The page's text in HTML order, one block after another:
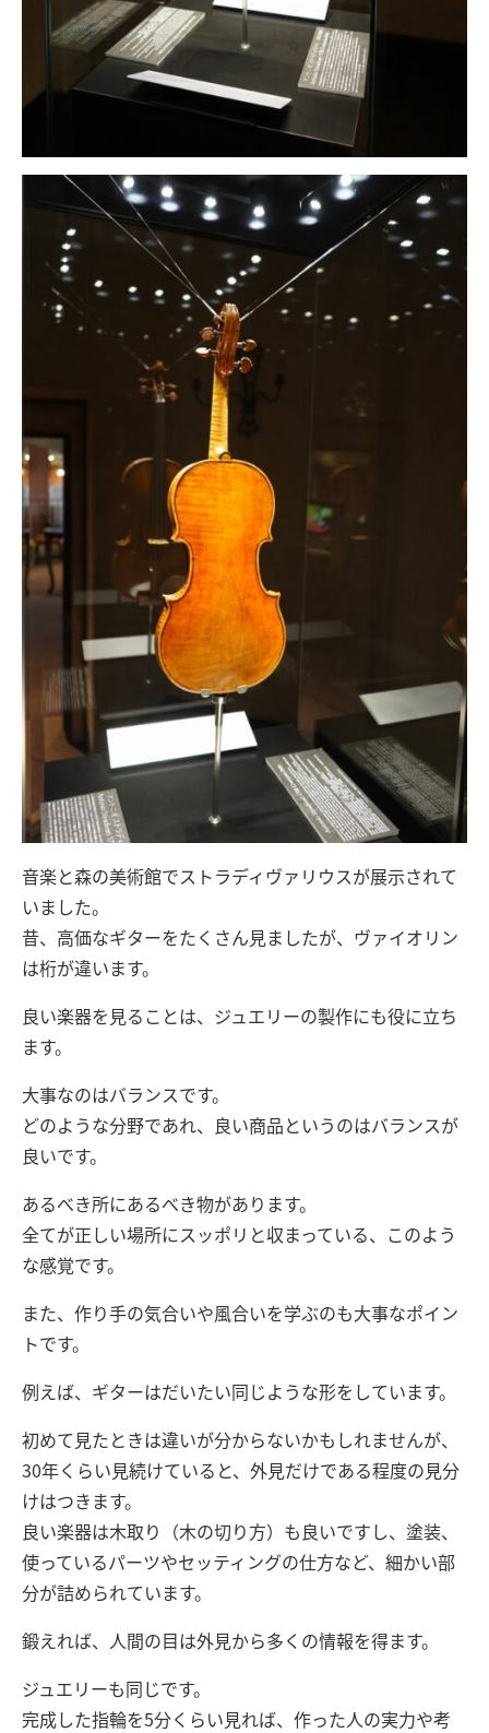
音楽と森の美術館でストラディヴァリウスが展示されて
いました。
昔、高価なギターをたくさん見ましたが、ヴァイオリン
は桁が違います。
良い楽器を見ることは、ジュエリーの製作にも役に立ち
ます。
大事なのはバランスです。
どのような分野であれ、良い商品というのはバランスが
良いです。
あるべき所にあるべき物があります。
全てが正しい場所にスッポリと収まっている、このよう
な感覚です。
また、作り手の気合いや風合いを学ぶのも大事なポイン
トです。
例えば、ギターはだいたい同じような形をしています。
初めて見たときは違いが分からないかもしれませんが、
30年くらい見続けていると、外見だけである程度の見分
けはつきます。
良い楽器は木取り（木の切り方）も良いですし、塗装、
使っているパーツやセッティングの仕方など、細かい部
分が詰められています。
鍛えれば、人間の目は外見から多くの情報を得ます。
ジュエリーも同じです。
完成した指輪を5分くらい見れば、作った人の実力や考